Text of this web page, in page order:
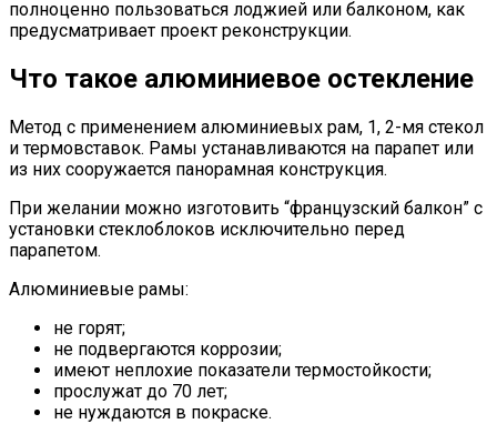
полноценно пользоваться лоджией или балконом, как
предусматривает проект реконструкции.
Что такое алюминиевое остекление
Метод с применением алюминиевых рам, 1, 2-мя стекол
и термовставок. Рамы устанавливаются на парапет или
из них сооружается панорамная конструкция.
При желании можно изготовить “французский балкон” с
установки стеклоблоков исключительно перед
парапетом.
Алюминиевые рамы:
не горят;
не подвергаются коррозии;
имеют неплохие показатели термостойкости;
прослужат до 70 лет;
не нуждаются в покраске.